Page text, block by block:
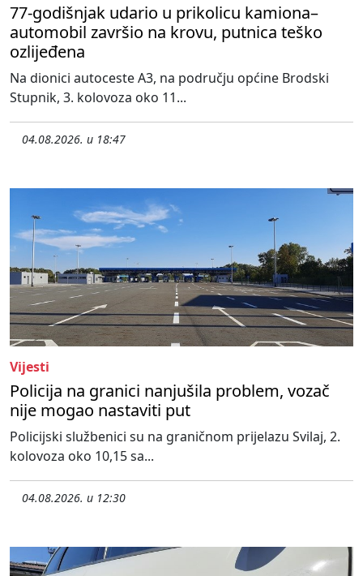
77-godišnjak udario u prikolicu kamiona–
automobil završio na krovu, putnica teško
ozlijeđena
Na dionici autoceste A3, na području općine Brodski
Stupnik, 3. kolovoza oko 11...
04.08.2026. u 18:47
Vijesti
Policija na granici nanjušila problem, vozač
nije mogao nastaviti put
Policijski službenici su na graničnom prijelazu Svilaj, 2.
kolovoza oko 10,15 sa...
04.08.2026. u 12:30